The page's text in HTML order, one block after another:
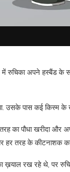
रुचिका अपने हस्बैंड के
उसके पास कई किस्म
का पौधा खरीदा और
तरह के कीटनाशक
ख़याल रख रहे थे, पर